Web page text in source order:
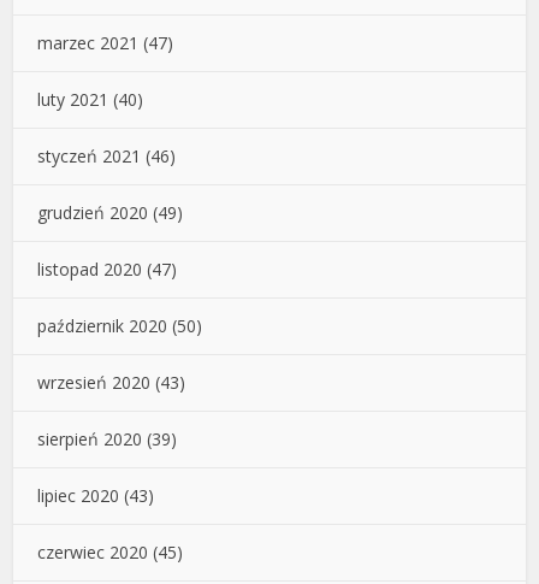
marzec 2021 (47)
luty 2021 (40)
styczeń 2021 (46)
grudzień 2020 (49)
listopad 2020 (47)
październik 2020 (50)
wrzesień 2020 (43)
sierpień 2020 (39)
lipiec 2020 (43)
czerwiec 2020 (45)